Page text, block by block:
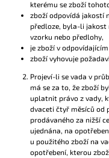
kterému se zboží
zboží odpovídá jakostí
předloze, byla-li jakost
vzorku nebo předlohy,
je zboží v
zboží vyhovuje
Projeví-li se vada v
má se za to, že zboží
uplatnit právo z vady,
dvaceti čtyř měsíců od
prodávaného za nižší
ujednána, na
u použitého zboží na
opotřebení, kterou